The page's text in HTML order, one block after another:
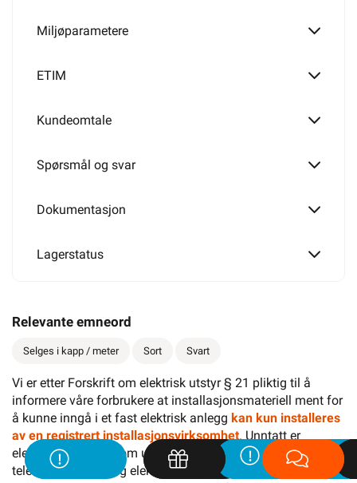
Miljøparametere
ETIM
Kundeomtale
Spørsmål og svar
Dokumentasjon
Lagerstatus
Relevante emneord
Selges i kapp / meter Sort Svart
Vi er etter Forskrift om elektrisk utstyr § 21 pliktig til å
informere våre forbrukere at installasjonsmateriell ment for
å kunne inngå i et fast elektrisk anlegg kan kun installeres
av en registrert installasjonsvirksomhet. Unntatt er
elektrisk materiell som utelukkende er ment for bruk i faste
teleinstallasjoner, og elektrisk materiell som forbruker selv